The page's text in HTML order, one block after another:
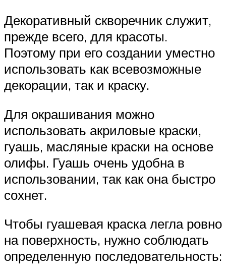
Декоративный скворечник служит,
прежде всего, для красоты.
Поэтому при его создании уместно
использовать как всевозможные
декорации, так и краску.
Для окрашивания можно
использовать акриловые краски,
гуашь, масляные краски на основе
олифы. Гуашь очень удобна в
использовании, так как она быстро
сохнет.
Чтобы гуашевая краска легла ровно
на поверхность, нужно соблюдать
определенную последовательность: